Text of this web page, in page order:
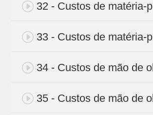
32 - Custos de matéria-
33 - Custos de matéria-
34 - Custos de mão de
35 - Custos de mão de